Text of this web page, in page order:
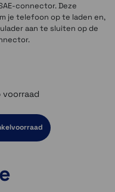
connector. Deze
je telefoon op te laden en,
aan te sluiten op de
voorraad
niet op voorraad